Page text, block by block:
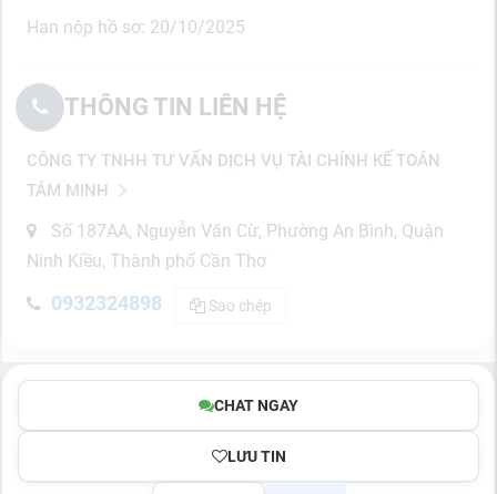
Hạn nộp hồ sơ: 20/10/2025
THÔNG TIN LIÊN HỆ
CÔNG TY TNHH TƯ VẤN DỊCH VỤ TÀI CHÍNH KẾ TOÁN
TÂM MINH
Số 187AA, Nguyễn Văn Cừ, Phường An Bình, Quận
Ninh Kiều, Thành phố Cần Thơ
0932324898 Sao chép
CHAT NGAY
LƯU TIN